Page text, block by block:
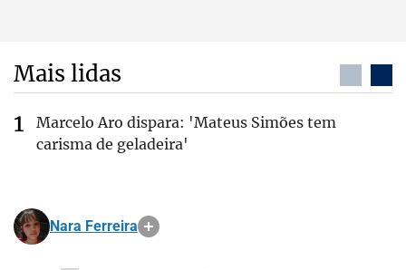
Mais lidas
Marcelo Aro dispara: 'Mateus Simões tem
carisma de geladeira'
Nara Ferreira